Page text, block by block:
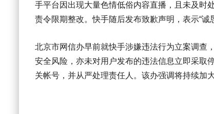
手平台因出现大量色情低俗内容直播，且未及时
责令限期整改。快手随后发布致歉声明，表示“诚
北京市网信办早前就快手涉嫌违法行为立案调查
安全风险，亦未对用户发布的违法信息立即采取
关帐号，并从严处理责任人。该办强调将持续加